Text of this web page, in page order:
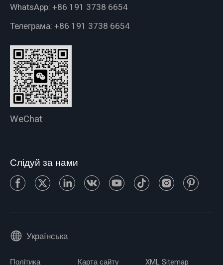
WhatsApp: +86 191 3738 6654
Телеграма: +86 191 3738 6654
WeChat
Слідуй за нами
Українська
Політика Карта сайту XML Sitemap